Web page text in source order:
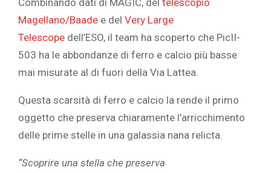
Magellano/Baade e del Very Large
Telescope dell’ESO, il team ha scoperto che PicII-
503 ha le abbondanze di ferro e calcio più basse
mai misurate al di fuori della Via Lattea.
Questa scarsità di ferro e calcio la rende il primo
oggetto che preserva chiaramente l’arricchimento
delle prime stelle in una galassia nana relicta.
“Scoprire una stella che preserva